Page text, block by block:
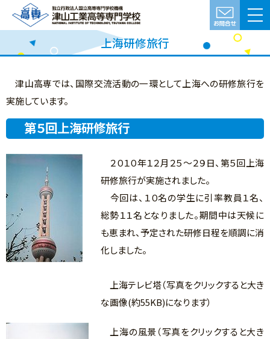
上海研修旅行
津山高専では、国際交流活動の一環として上海への研修旅行を
実施しています。
第５回上海研修旅行
２０１０年１２月２５～２９日、第５回上海
研修旅行が実施されました。
今回は、１０名の学生に引率教員１名、
総勢１１名となりました。期間中は天候に
も恵まれ、予定された研修日程を順調に消
化しました。
上海テレビ塔（写真をクリックすると大き
な画像(約55KB)になります）
上海の風景（写真をクリックすると大き